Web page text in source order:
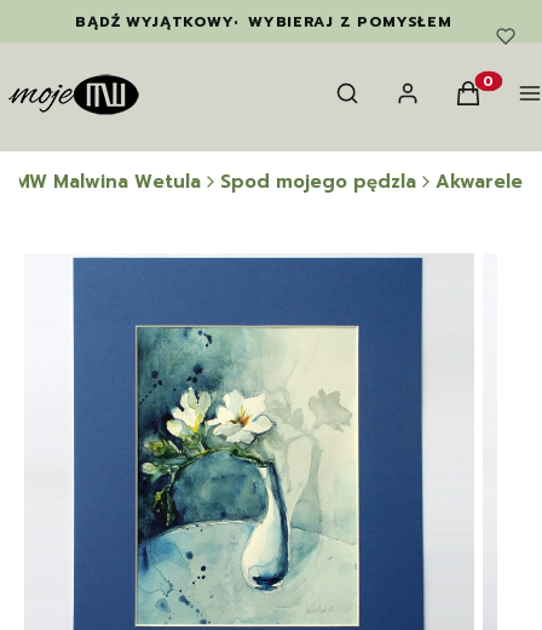
BĄDŹ WYJĄTKOWY• WYBIERAJ Z POMYSŁEM
Otwórz wyszukiwarkę
Szukaj Zaloguj sięKoszyk
MW Malwina Wetula Spod mojego pędzla Akwarele